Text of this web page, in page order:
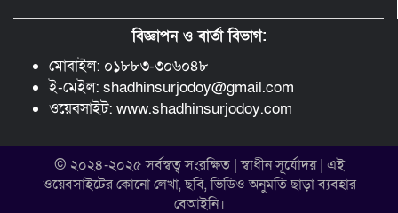
বিজ্ঞাপন ও বার্তা বিভাগ:
মোবাইল: ০১৮৮৩-৩০৬০৪৮
ই-মেইল: shadhinsurjodoy@gmail.com
ওয়েবসাইট: www.shadhinsurjodoy.com
© ২০২৪-২০২৫ সর্বস্বত্ব সংরক্ষিত | স্বাধীন সূর্যোদয় | এই
ওয়েবসাইটের কোনো লেখা, ছবি, ভিডিও অনুমতি ছাড়া ব্যবহার
বেআইনি।